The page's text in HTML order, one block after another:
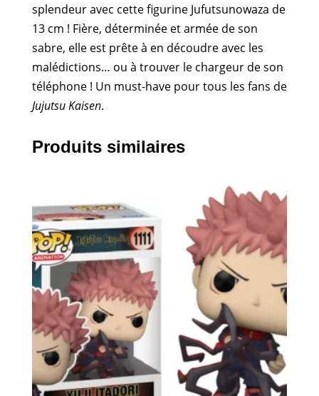
splendeur avec cette figurine Jufutsunowaza de
13 cm ! Fière, déterminée et armée de son
sabre, elle est prête à en découdre avec les
malédictions… ou à trouver le chargeur de son
téléphone ! Un must-have pour tous les fans de
Jujutsu Kaisen.
Produits similaires